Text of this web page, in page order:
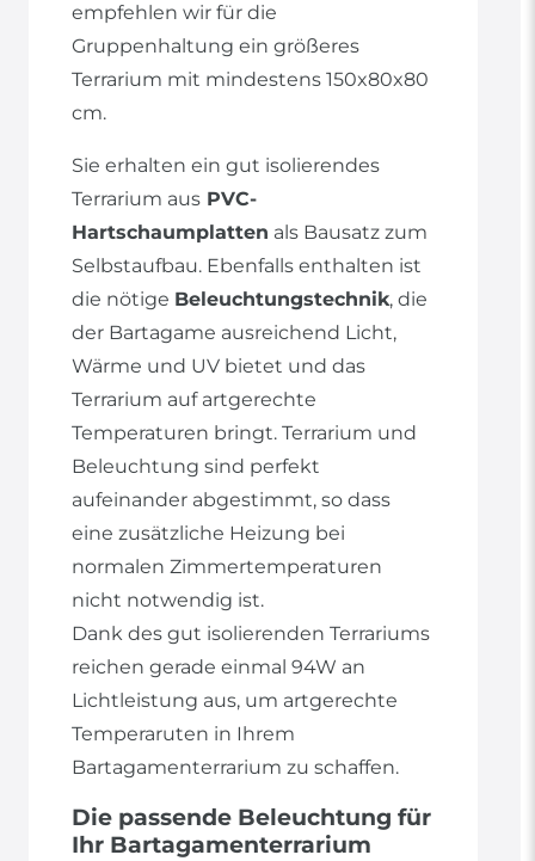
empfehlen wir für die
Gruppenhaltung ein größeres
Terrarium mit mindestens 150x80x80
cm.
Sie erhalten ein gut isolierendes
Terrarium aus PVC-
Hartschaumplatten als Bausatz zum
Selbstaufbau. Ebenfalls enthalten ist
die nötige Beleuchtungstechnik, die
der Bartagame ausreichend Licht,
Wärme und UV bietet und das
Terrarium auf artgerechte
Temperaturen bringt. Terrarium und
Beleuchtung sind perfekt
aufeinander abgestimmt, so dass
eine zusätzliche Heizung bei
normalen Zimmertemperaturen
nicht notwendig ist.
Dank des gut isolierenden Terrariums
reichen gerade einmal 94W an
Lichtleistung aus, um artgerechte
Temperaruten in Ihrem
Bartagamenterrarium zu schaffen.
Die passende Beleuchtung für
Ihr Bartagamenterrarium